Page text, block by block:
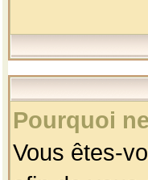
Pourquoi
Vous êtes-